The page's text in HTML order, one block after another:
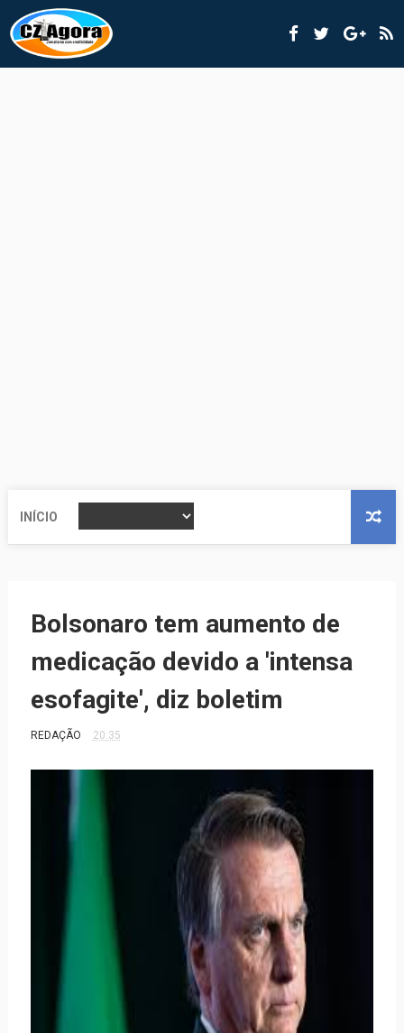
INÍCIO
Bolsonaro tem aumento de
medicação devido a 'intensa
esofagite', diz boletim
REDAÇÃO 20:35